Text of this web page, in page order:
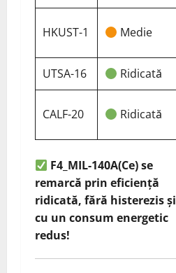
HKUST-1 Medie
UTSA-16 Ridicată
CALF-20 Ridicată
F4_MIL-140A(Ce) se
remarcă prin eficiență
ridicată, fără histerezis și
cu un consum energetic
redus!